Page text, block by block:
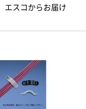
エスコからお届け